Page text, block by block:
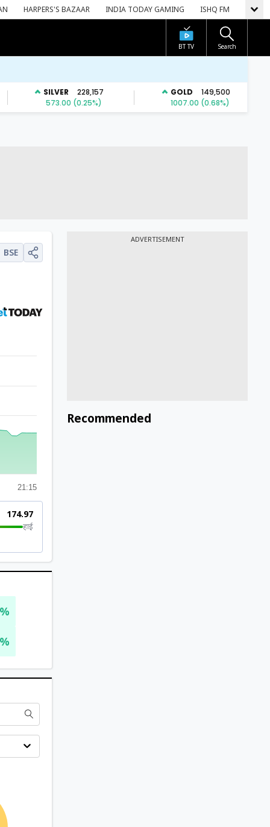
HARPERS'S BAZAAR INDIA TODAY GAMING ISHQ FM
BT TV Search
BSE
21:15
हाई
₹174.97
ADVERTISEMENT
Recommended